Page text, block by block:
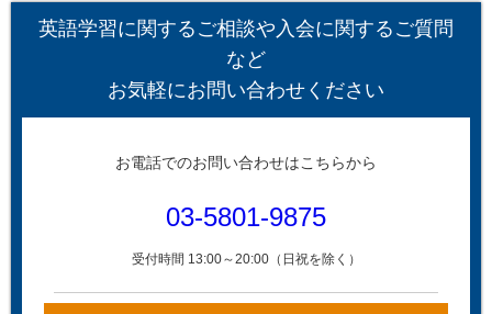
英語学習に関するご相談や入会に関するご質問
など
お気軽にお問い合わせください
お電話でのお問い合わせはこちらから
03-5801-9875
受付時間 13:00～20:00（日祝を除く）